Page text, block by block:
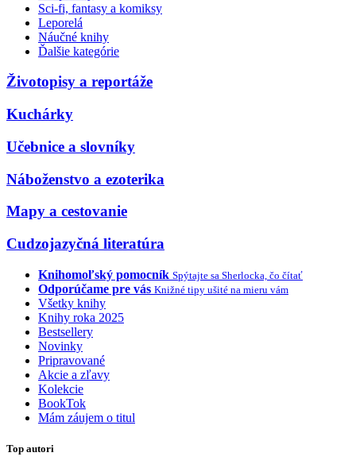
Sci-fi, fantasy a komiksy
Leporelá
Náučné knihy
Ďalšie kategórie
Životopisy a reportáže
Kuchárky
Učebnice a slovníky
Náboženstvo a ezoterika
Mapy a cestovanie
Cudzojazyčná literatúra
Knihomoľský pomocník Spýtajte sa Sherlocka, čo čítať
Odporúčame pre vás Knižné tipy ušité na mieru vám
Všetky knihy
Knihy roka 2025
Bestsellery
Novinky
Pripravované
Akcie a zľavy
Kolekcie
BookTok
Mám záujem o titul
Top autori